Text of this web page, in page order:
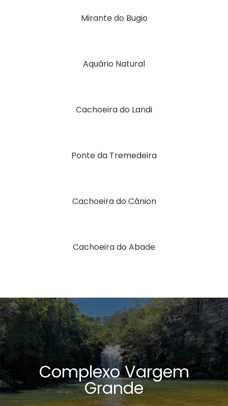
Mirante do Bugio
Aquário Natural
Cachoeira do Landi
Ponte da Tremedeira
Cachoeira do Cânion
Cachoeira do Abade
Complexo Vargem
Grande